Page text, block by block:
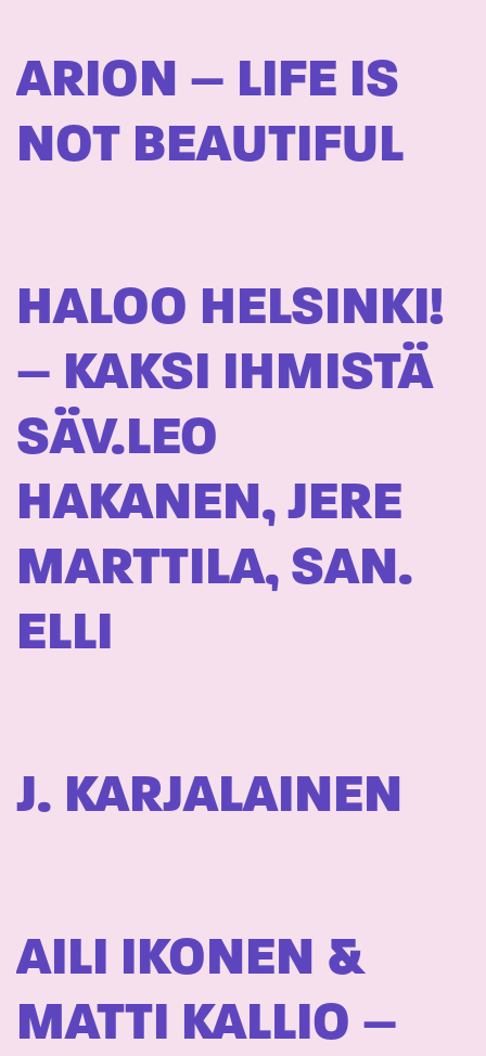
ARION – LIFE IS
NOT BEAUTIFUL
HALOO HELSINKI!
– KAKSI IHMISTÄ
SÄV.LEO
HAKANEN, JERE
MARTTILA, SAN.
ELLI
J. KARJALAINEN
AILI IKONEN &
MATTI KALLIO –